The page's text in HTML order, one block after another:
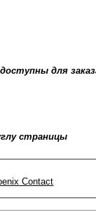
доступны для
страницы
Contact